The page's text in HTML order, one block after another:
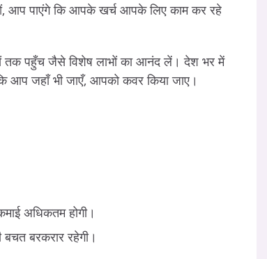
आप पाएंगे कि आपके खर्च आपके लिए काम कर रहे
तक पहुँच जैसे विशेष लाभों का आनंद लें। देश भर में
कि आप जहाँ भी जाएँ, आपको कवर किया जाए।
अधिकतम होगी।
बरकरार रहेगी।